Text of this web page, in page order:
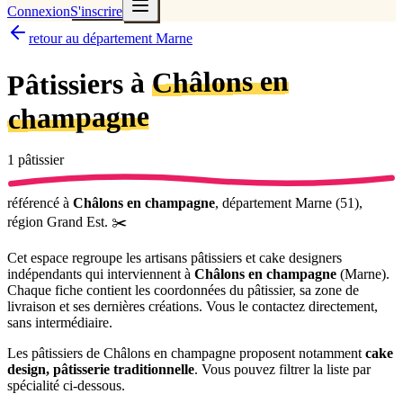
ConnexionS'inscrire
retour au département Marne
Pâtissiers à Châlons en
champagne
1 pâtissier
référencé à Châlons en champagne, département Marne (51),
région Grand Est. ✂️
Cet espace regroupe les artisans pâtissiers et cake designers
indépendants qui interviennent à Châlons en champagne (Marne).
Chaque fiche contient les coordonnées du pâtissier, sa zone de
livraison et ses dernières créations. Vous le contactez directement,
sans intermédiaire.
Les pâtissiers de Châlons en champagne proposent notamment cake
design, pâtisserie traditionnelle. Vous pouvez filtrer la liste par
spécialité ci-dessous.